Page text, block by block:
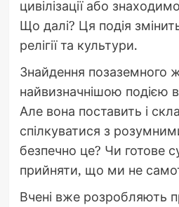
цивілізації або
Що далі? Ця подія
релігії та культури.
Знайдення позаземного
найвизначнішою подією в
Але вона поставить і
спілкуватися з
безпечно це? Чи готове
прийняти, що ми не
Вчені вже розробляють